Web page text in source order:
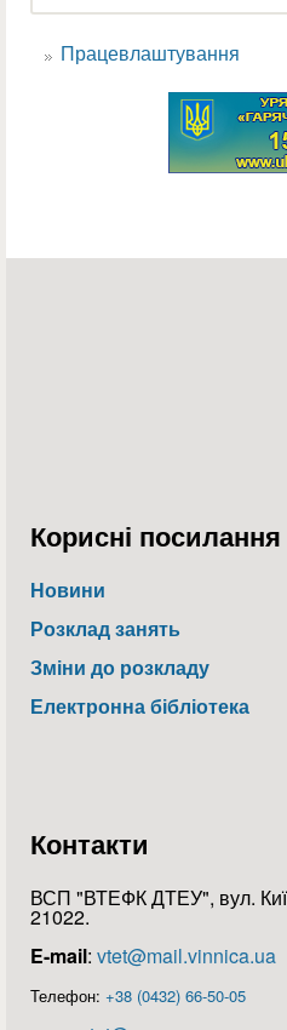
Пошукова форма
Працевлаштування
Корисні посилання
Новини
Розклад занять
Зміни до розкладу
Електронна бібліотека
Контакти
ВСП "ВТЕФК ДТЕУ", вул.
21022.
E-mail: vtet@mail.vinnica.ua
Телефон: +38 (0432) 66-50-05